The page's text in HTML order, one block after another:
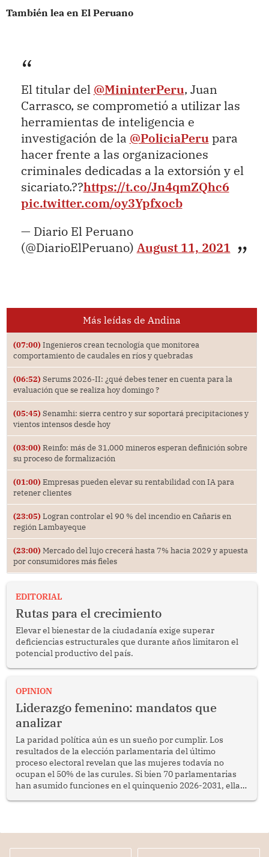
También lea en El Peruano
El titular del @MininterPeru, Juan
Carrasco, se comprometió a utilizar las
herramientas de inteligencia e
investigación de la @PoliciaPerupara
hacer frente a las organizaciones
criminales dedicadas a la extorsión y el
sicariato.??https://t.co/Jn4qmZQhc6
pic.twitter.com/oy3Ypfxocb
— Diario El Peruano
(@DiarioElPeruano) August 11, 2021
Más leídas de Andina
(07:00) Ingenieros crean tecnología que monitorea
comportamiento de caudales en ríos y quebradas
(06:52) Serums 2026-II: ¿qué debes tener en cuenta para la
evaluación que se realiza hoy domingo ?
(05:45) Senamhi: sierra centro y sur soportará precipitaciones y
vientos intensos desde hoy
(03:00) Reinfo: más de 31,000 mineros esperan definición sobre
su proceso de formalización
(01:00) Empresas pueden elevar su rentabilidad con IA para
retener clientes
(23:05) Logran controlar el 90 % del incendio en Cañaris en
región Lambayeque
(23:00) Mercado del lujo crecerá hasta 7% hacia 2029 y apuesta
por consumidores más fieles
EDITORIAL
Rutas para el crecimiento
Elevar el bienestar de la ciudadanía exige superar
deficiencias estructurales que durante años limitaron el
potencial productivo del país.
OPINION
Liderazgo femenino: mandatos que
analizar
La paridad política aún es un sueño por cumplir. Los
resultados de la elección parlamentaria del último
proceso electoral revelan que las mujeres todavía no
ocupan el 50% de las curules. Si bien 70 parlamentarias
han asumido funciones en el quinquenio 2026-2031, ellas